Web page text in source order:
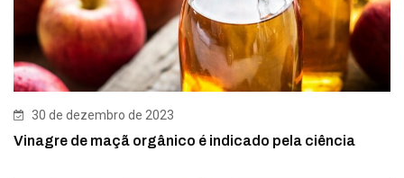
30 de dezembro de 2023
Vinagre de maçã orgânico é indicado pela ciência